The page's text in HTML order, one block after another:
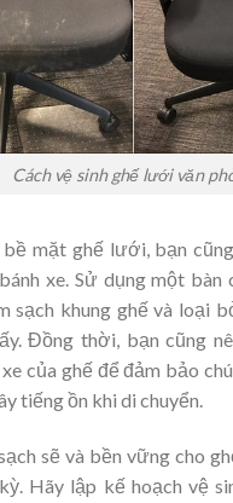
Cách vệ sinh ghế lưới văn
mặt ghế lưới, bạn
xe. Sử dụng một bàn
sạch khung ghế và loại
Đồng thời, bạn cũng
của ghế để đảm bảo
tiếng ồn khi di chuyển.
sẽ và bền vững cho
Hãy lập kế hoạch vệ